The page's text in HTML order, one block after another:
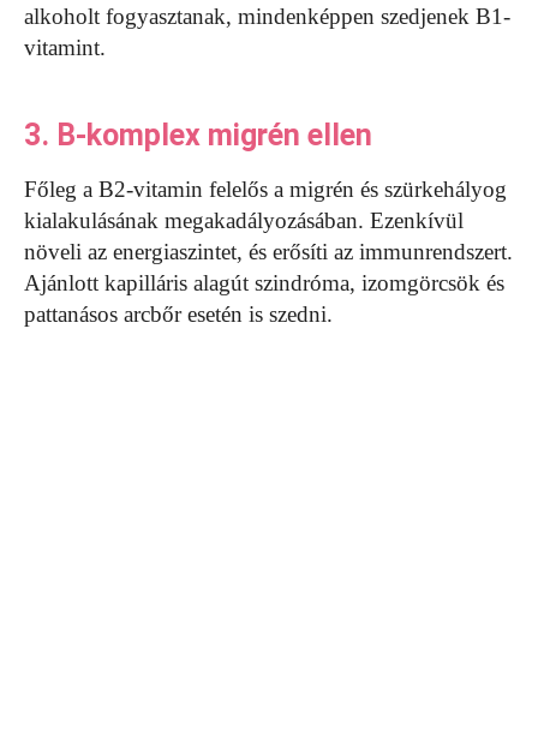
alkoholt fogyasztanak, mindenképpen szedjenek B1-
vitamint.
3. B-komplex migrén ellen
Főleg a B2-vitamin felelős a migrén és szürkehályog
kialakulásának megakadályozásában. Ezenkívül
növeli az energiaszintet, és erősíti az immunrendszert.
Ajánlott kapilláris alagút szindróma, izomgörcsök és
pattanásos arcbőr esetén is szedni.